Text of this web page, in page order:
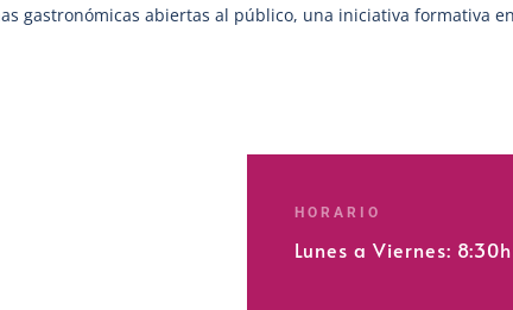
gastronómicas abiertas al público, una iniciativa formativa
HORARIO
Lunes a Viernes: